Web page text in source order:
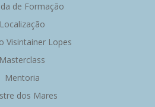
de Formação
Localização
Visintainer Lopes
Masterclass
Mentoria
dos Mares